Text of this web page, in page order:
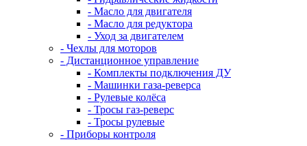
- Масло для двигателя
- Масло для редуктора
- Уход за двигателем
- Чехлы для моторов
- Дистанционное управление
- Комплекты подключения ДУ
- Машинки газа-реверса
- Рулевые колёса
- Тросы газ-реверс
- Тросы рулевые
- Приборы контроля